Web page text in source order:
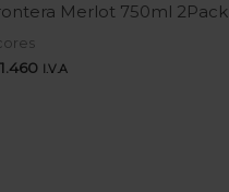
Merlot 750ml 2Pack
I.V.A